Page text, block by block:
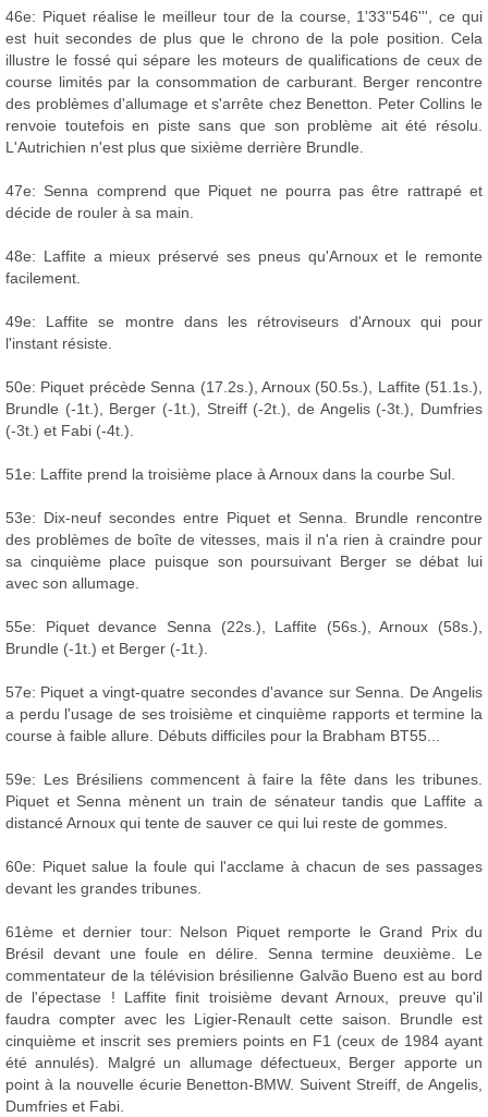
46e: Piquet réalise le meilleur tour de la course, 1'33''546''', ce qui
est huit secondes de plus que le chrono de la pole position. Cela
illustre le fossé qui sépare les moteurs de qualifications de ceux de
course limités par la consommation de carburant. Berger rencontre
des problèmes d'allumage et s'arrête chez Benetton. Peter Collins le
renvoie toutefois en piste sans que son problème ait été résolu.
L'Autrichien n'est plus que sixième derrière Brundle.
47e: Senna comprend que Piquet ne pourra pas être rattrapé et
décide de rouler à sa main.
48e: Laffite a mieux préservé ses pneus qu'Arnoux et le remonte
facilement.
49e: Laffite se montre dans les rétroviseurs d'Arnoux qui pour
l'instant résiste.
50e: Piquet précède Senna (17.2s.), Arnoux (50.5s.), Laffite (51.1s.),
Brundle (-1t.), Berger (-1t.), Streiff (-2t.), de Angelis (-3t.), Dumfries
(-3t.) et Fabi (-4t.).
51e: Laffite prend la troisième place à Arnoux dans la courbe Sul.
53e: Dix-neuf secondes entre Piquet et Senna. Brundle rencontre
des problèmes de boîte de vitesses, mais il n'a rien à craindre pour
sa cinquième place puisque son poursuivant Berger se débat lui
avec son allumage.
55e: Piquet devance Senna (22s.), Laffite (56s.), Arnoux (58s.),
Brundle (-1t.) et Berger (-1t.).
57e: Piquet a vingt-quatre secondes d'avance sur Senna. De Angelis
a perdu l'usage de ses troisième et cinquième rapports et termine la
course à faible allure. Débuts difficiles pour la Brabham BT55...
59e: Les Brésiliens commencent à faire la fête dans les tribunes.
Piquet et Senna mènent un train de sénateur tandis que Laffite a
distancé Arnoux qui tente de sauver ce qui lui reste de gommes.
60e: Piquet salue la foule qui l'acclame à chacun de ses passages
devant les grandes tribunes.
61ème et dernier tour: Nelson Piquet remporte le Grand Prix du
Brésil devant une foule en délire. Senna termine deuxième. Le
commentateur de la télévision brésilienne Galvão Bueno est au bord
de l'épectase ! Laffite finit troisième devant Arnoux, preuve qu'il
faudra compter avec les Ligier-Renault cette saison. Brundle est
cinquième et inscrit ses premiers points en F1 (ceux de 1984 ayant
été annulés). Malgré un allumage défectueux, Berger apporte un
point à la nouvelle écurie Benetton-BMW. Suivent Streiff, de Angelis,
Dumfries et Fabi.